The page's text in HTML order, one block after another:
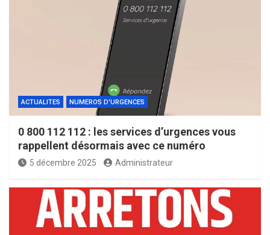
ACTUALITES NUMEROS D'URGENCES
0 800 112 112 : les services d’urgences vous
rappellent désormais avec ce numéro
5 décembre 2025 Administrateur